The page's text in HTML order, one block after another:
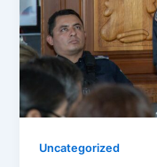
Uncategorized